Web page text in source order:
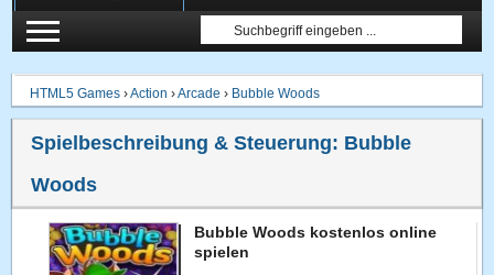
HTML5 Games ›Action ›Arcade › Bubble Woods
Spielbeschreibung & Steuerung: Bubble
Woods
Bubble Woods kostenlos online
spielen